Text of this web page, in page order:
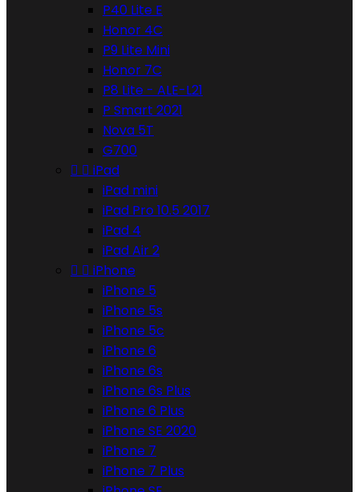
P40 Lite E
Honor 4C
P9 Lite Mini
Honor 7C
P8 Lite - ALE-L21
P Smart 2021
Nova 5T
G700
  iPad
iPad mini
iPad Pro 10.5 2017
iPad 4
iPad Air 2
  iPhone
iPhone 5
iPhone 5s
iPhone 5c
iPhone 6
iPhone 6s
iPhone 6s Plus
iPhone 6 Plus
iPhone SE 2020
iPhone 7
iPhone 7 Plus